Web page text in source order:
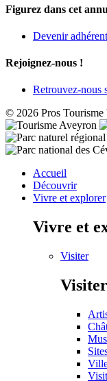
Figurez dans cet
Devenir adhérent
Rejoignez-nous !
Retrouvez-nous
© 2026 Pros Tourisme
Accueil
Découvrir
Vivre et explorer
Vivre et
Visiter
Visiter